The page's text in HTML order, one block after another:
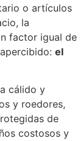
o artículos
la
factor igual de
el
cálido y
y roedores,
de
costosos y